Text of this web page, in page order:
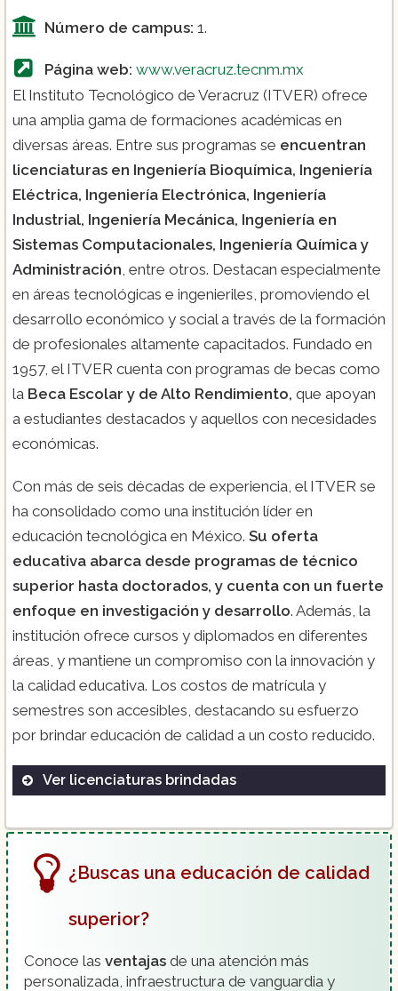
Número de campus: 1.
Página web: www.veracruz.tecnm.mx
El Instituto Tecnológico de Veracruz (ITVER) ofrece
una amplia gama de formaciones académicas en
diversas áreas. Entre sus programas se encuentran
licenciaturas en Ingeniería Bioquímica, Ingeniería
Eléctrica, Ingeniería Electrónica, Ingeniería
Industrial, Ingeniería Mecánica, Ingeniería en
Sistemas Computacionales, Ingeniería Química y
Administración , entre otros. Destacan especialmente
en áreas tecnológicas e ingenieriles, promoviendo el
desarrollo económico y social a través de la formación
de profesionales altamente capacitados. Fundado en
1957, el ITVER cuenta con programas de becas como
la Beca Escolar y de Alto Rendimiento, que apoyan
a estudiantes destacados y aquellos con necesidades
económicas.
Con más de seis décadas de experiencia, el ITVER se
ha consolidado como una institución líder en
educación tecnológica en México. Su oferta
educativa abarca desde programas de técnico
superior hasta doctorados, y cuenta con un fuerte
enfoque en investigación y desarrollo. Además, la
institución ofrece cursos y diplomados en diferentes
áreas, y mantiene un compromiso con la innovación y
la calidad educativa. Los costos de matrícula y
semestres son accesibles, destacando su esfuerzo
por brindar educación de calidad a un costo reducido​.
Ver licenciaturas brindadas
Ingeniería Electrónica
Ingeniería Mecánica
Ingeniería en Sistemas Computacionales
Ingeniería Química
¿Buscas una educación de calidad
superior?
Conoce las ventajas de una atención más
personalizada, infraestructura de vanguardia y